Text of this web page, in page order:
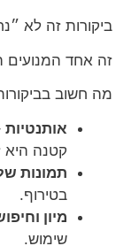
ביקורות זה לא
זה אחד המנועים
מה חשוב
אותנטיות
קטנה היא
תמונות
בטירוף.
מיון
שימוש.